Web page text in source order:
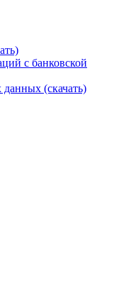
с банковской
(скачать)